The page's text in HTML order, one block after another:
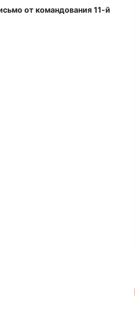
от командования 11-й